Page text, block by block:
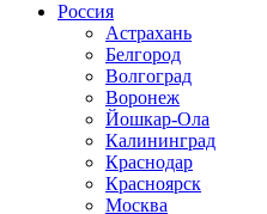
Россия
Астрахань
Белгород
Волгоград
Воронеж
Йошкар-Ола
Калининград
Краснодар
Красноярск
Москва